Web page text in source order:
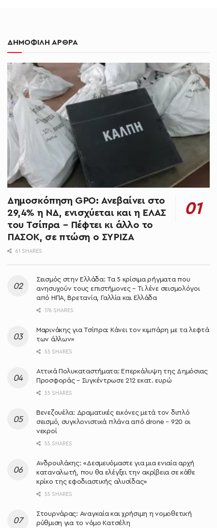
ΔΗΜΟΦΙΛΗ ΑΡΘΡΑ
Δημοσκόπηση GPO: Ανεβαίνει στο
29,4% η ΝΔ, ενισχύεται και η ΕΛΑΣ
του Τσίπρα – Πέφτει κι άλλο το
ΠΑΣΟΚ, σε πτώση ο ΣΥΡΙΖΑ
61 SHARES
Σεισμός στην Ελλάδα: Τα 5 κρίσιμα ρήγματα που
ανησυχούν τους επιστήμονες – Τι λένε σεισμολόγοι
από ΗΠΑ, Βρετανία, Γαλλία και Ελλάδα
176 SHARES
Μαρινάκης για Τσίπρα: Κάνει τον κιμπάρη με τα λεφτά
των άλλων»
55 SHARES
Αττικά Πολυκαταστήματα: Επερκάλυψη της Δημόσιας
Προσφοράς – Συγκέντρωσε 212 εκατ. ευρώ
55 SHARES
Βενεζουέλα: Δραματικές εικόνες μετά τον διπλό
σεισμό, συγκλονιστικά πλάνα από drone – 920 οι
νεκροί
55 SHARES
Ανδρουλάκης: «Δεσμευόμαστε για μια ενιαία αρχή
καταναλωτή, που θα ελέγξει την ακρίβεια σε κάθε
κρίκο της εφοδιαστικής αλυσίδας»
55 SHARES
Στουρνάρας: Αναγκαία και χρήσιμη η νομοθετική
ρύθμιση για το νόμο Κατσέλη